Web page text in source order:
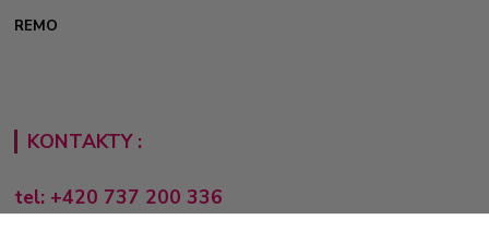
REMO
KONTAKTY :
tel: +420 737 200 336
Pondělí-Pátek: 8 - 17 hodin